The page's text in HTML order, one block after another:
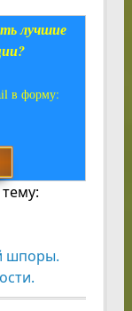
лучшие
в форму:
шпоры.